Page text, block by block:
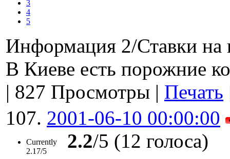
3
4
5
Информация 2/Ставки на
В Киеве есть порожние
| 827 Просмотры | Печать
107. 2001-06-10 00:00:00
Currently
2.17/5
2.2/5 (12 голоса)